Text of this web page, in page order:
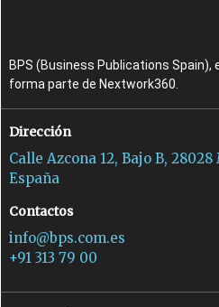
BPS (Business Publications Spain),
forma parte de Nextwork360.
Dirección
Calle Azcona 12, Bajo B,
España
Contactos
info@bps.com.es
+91 313 79 00